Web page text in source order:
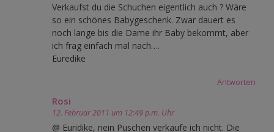
Verkaufst du die Schuchen eigentlich auch ? Wäre
so ein schönes Babygeschenk. Zwar dauert es
noch lange bis die Dame ihr Baby bekommt, aber
ich frag einfach mal nach….
Euredike
Antworten
Rosi
12. Februar 2011 um 12:49 p.m. Uhr
@ Euridike, nein Puschen verkaufe ich nicht. Die